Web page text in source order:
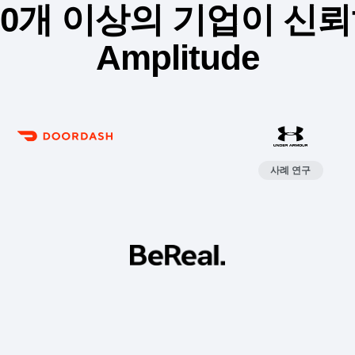
개 이상의 기업이 신
Amplitude
사례 연구